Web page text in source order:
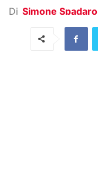
Di Simone Spadaro